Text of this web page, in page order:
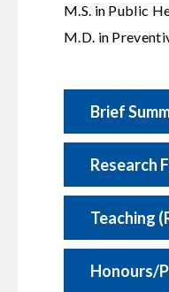
M.S. in Public
M.D. in
Brief
Research
Teaching
Honours/